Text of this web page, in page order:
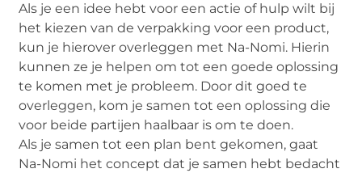
Als je een idee hebt voor een actie of hulp wilt bij
het kiezen van de verpakking voor een product,
kun je hierover overleggen met Na-Nomi. Hierin
kunnen ze je helpen om tot een goede oplossing
te komen met je probleem. Door dit goed te
overleggen, kom je samen tot een oplossing die
voor beide partijen haalbaar is om te doen.
Als je samen tot een plan bent gekomen, gaat
Na-Nomi het concept dat je samen hebt bedacht